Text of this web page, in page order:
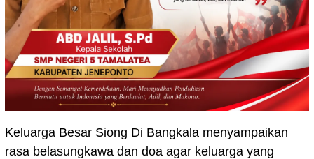
Keluarga Besar Siong Di Bangkala menyampaikan
rasa belasungkawa dan doa agar keluarga yang